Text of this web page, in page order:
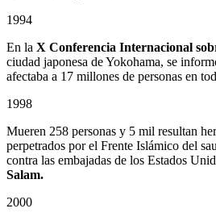
1994
En la X Conferencia Internacional
ciudad japonesa de Yokohama, se
afectaba a 17 millones de personas en
1998
Mueren 258 personas y 5 mil resultan
perpetrados por el Frente Islámico del
contra las embajadas de los Estados
Salam.
2000